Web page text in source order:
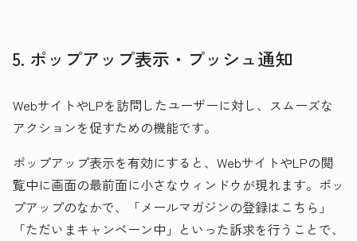
5. ポップアップ表示・プッシュ通知
WebサイトやLPを訪問したユーザーに対し、スムーズな
アクションを促すための機能です。
ポップアップ表示を有効にすると、WebサイトやLPの閲
覧中に画面の最前面に小さなウィンドウが現れます。ポッ
プアップのなかで、「メールマガジンの登録はこちら」
「ただいまキャンペーン中」といった訴求を行うことで、